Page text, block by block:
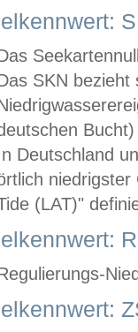
SKN
Deutschland
(LAT)"